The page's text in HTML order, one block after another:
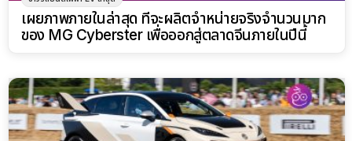
เผยภาพภายในล่าสุด ที่จะผลิตจำหน่ายจริงจำนวนมาก
ของ MG Cyberster เพื่อออกสู่ตลาดจีนภายในปีนี้